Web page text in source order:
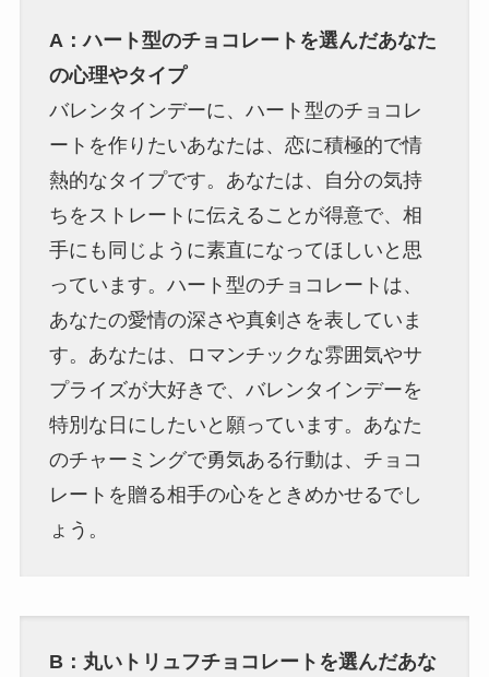
A：ハート型のチョコレートを選んだあなた
の心理やタイプ
バレンタインデーに、ハート型のチョコレ
ートを作りたいあなたは、恋に積極的で情
熱的なタイプです。あなたは、自分の気持
ちをストレートに伝えることが得意で、相
手にも同じように素直になってほしいと思
っています。ハート型のチョコレートは、
あなたの愛情の深さや真剣さを表していま
す。あなたは、ロマンチックな雰囲気やサ
プライズが大好きで、バレンタインデーを
特別な日にしたいと願っています。あなた
のチャーミングで勇気ある行動は、チョコ
レートを贈る相手の心をときめかせるでし
ょう。
B：丸いトリュフチョコレートを選んだあな